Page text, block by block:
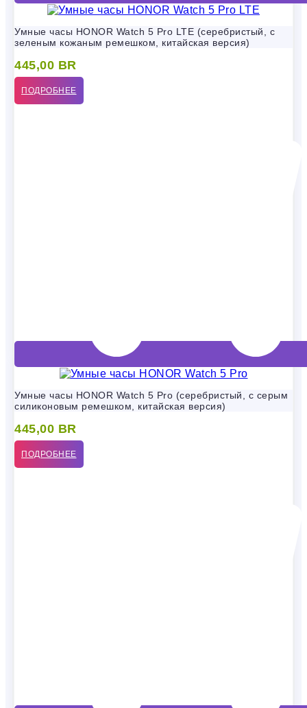
Умные часы HONOR Watch 5 Pro LTE (серебристый, с
зеленым кожаным ремешком, китайская версия)
445,00 BR
ПОДРОБНЕЕ
Умные часы HONOR Watch 5 Pro (серебристый, с серым
силиконовым ремешком, китайская версия)
445,00 BR
ПОДРОБНЕЕ